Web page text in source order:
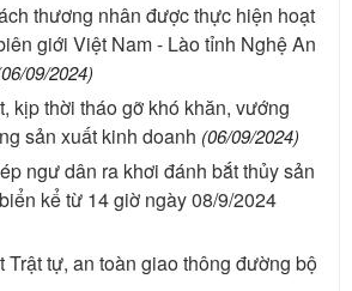
thương nhân được thực hiện hoạt
giới Việt Nam - Lào tỉnh Nghệ An
09/2024)
kịp thời tháo gỡ khó khăn, vướng
sản xuất kinh doanh (06/09/2024)
ngư dân ra khơi đánh bắt thủy sản
kể từ 14 giờ ngày 08/9/2024
Trật tự, an toàn giao thông đường bộ